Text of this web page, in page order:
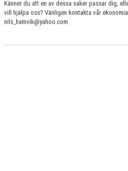
KONTAKT
BILDGALLERI
Känner du att en av dessa saker passar dig,
vill hjälpa oss? Vänligen kontakta vår
nils_hamvik@yahoo.com